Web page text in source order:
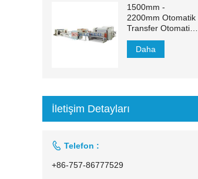
1500mm -
2200mm Otomatik
Transfer Otomatik
Yüz Mendili Üretim
Hattı
Daha
İletişim Detayları
 Telefon :
+86-757-86777529